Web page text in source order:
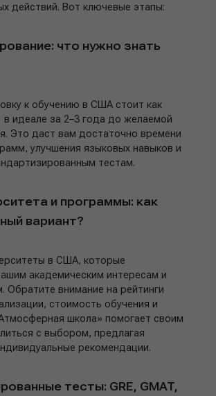
действий. Вот ключевые этапы:
что нужно знать
к обучению в США стоит как
идеале за 2–3 года до желаемой
Это даст вам достаточно времени
улучшения языковых навыков и
тестам.
и программы: как
вариант?
в США, которые
академическим интересам и
Обратите внимание на рейтинги
стоимость обучения и
школа» помогает своим
с выбором, предлагая
рекомендации.
тесты: GRE, GMAT,